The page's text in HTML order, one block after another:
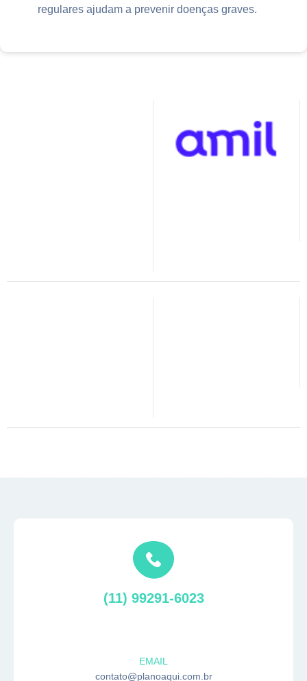
regulares ajudam a prevenir doenças graves.
(11) 99291-6023
EMAIL
contato@planoaqui.com.br